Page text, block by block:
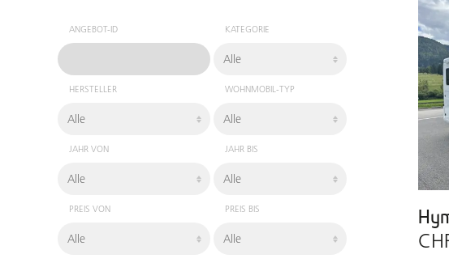
ANGEBOT-ID KATEGORIE
HERSTELLER WOHNMOBIL-TYP
JAHR VON JAHR BIS
PREIS VON PREIS BIS